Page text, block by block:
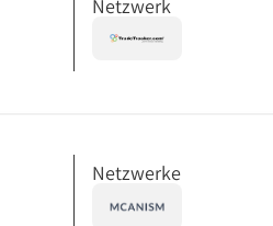
Netzwerk
Netzwerke